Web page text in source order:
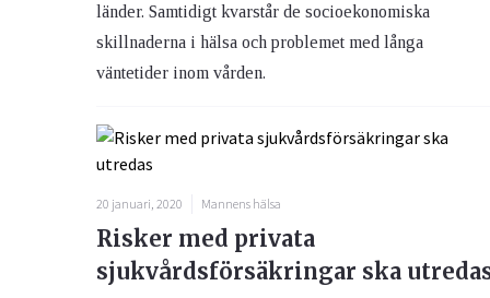
länder. Samtidigt kvarstår de socioekonomiska
skillnaderna i hälsa och problemet med långa
väntetider inom vården.
20 januari, 2020 Mannens hälsa
Risker med privata
sjukvårdsförsäkringar ska